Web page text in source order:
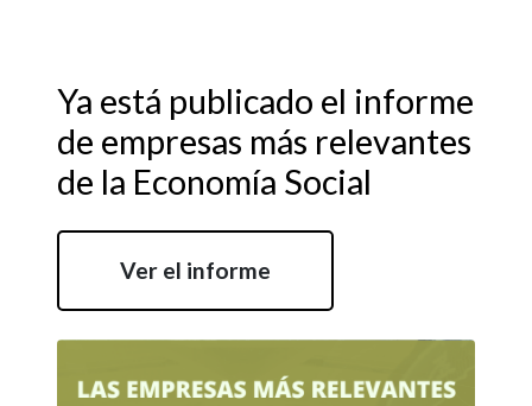
Ya está publicado el informe
de empresas más relevantes
de la Economía Social
Ver el informe